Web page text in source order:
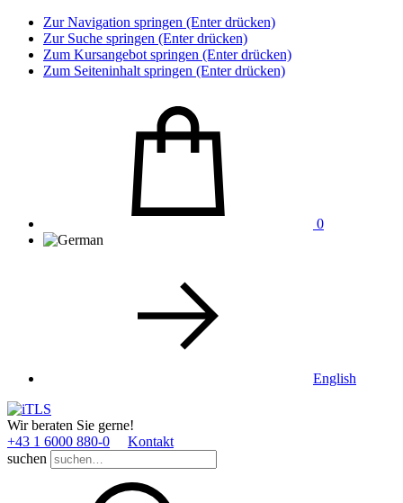
Zur Navigation springen (Enter drücken)
Zur Suche springen (Enter drücken)
Zum Kursangebot springen (Enter drücken)
Zum Seiteninhalt springen (Enter drücken)
0
English
Wir beraten Sie gerne!
+43 1 6000 880­-0
Kontakt
suchen